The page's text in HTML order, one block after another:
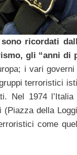
ricordati
gli “anni di
i vari
terroristici
Nel 1974
(Piazza della
come